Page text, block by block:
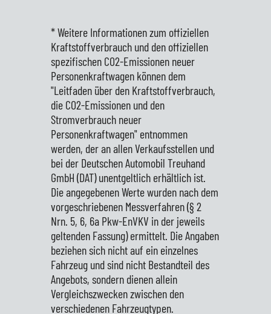
* Weitere Informationen zum offiziellen
Kraftstoffverbrauch und den offiziellen
spezifischen CO2-Emissionen neuer
Personenkraftwagen können dem
"Leitfaden über den Kraftstoffverbrauch,
die CO2-Emissionen und den
Stromverbrauch neuer
Personenkraftwagen" entnommen
werden, der an allen Verkaufsstellen und
bei der Deutschen Automobil Treuhand
GmbH (DAT) unentgeltlich erhältlich ist.
Die angegebenen Werte wurden nach dem
vorgeschriebenen Messverfahren (§ 2
Nrn. 5, 6, 6a Pkw-EnVKV in der jeweils
geltenden Fassung) ermittelt. Die Angaben
beziehen sich nicht auf ein einzelnes
Fahrzeug und sind nicht Bestandteil des
Angebots, sondern dienen allein
Vergleichszwecken zwischen den
verschiedenen Fahrzeugtypen.